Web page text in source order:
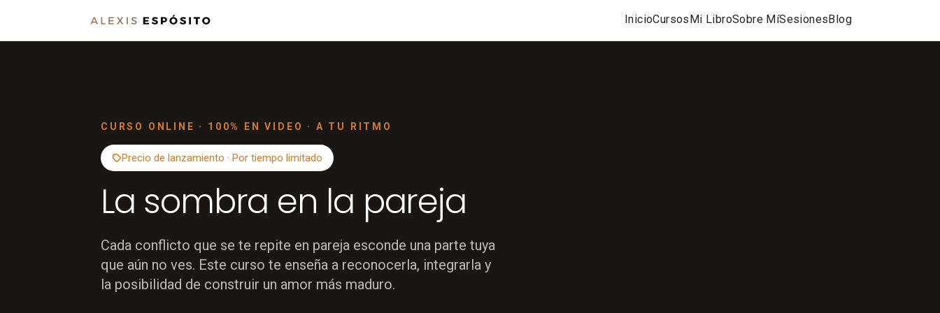
InicioCursosMi LibroSobre MíSesionesBlog
CURSO ONLINE · 100% EN VIDEO · A TU RITMO
Precio de lanzamiento · Por tiempo limitado
La sombra en la pareja
Cada conflicto que se te repite en pareja esconde una parte tuya
que aún no ves. Este curso te enseña a reconocerla, integrarla y
la posibilidad de construir un amor más maduro.